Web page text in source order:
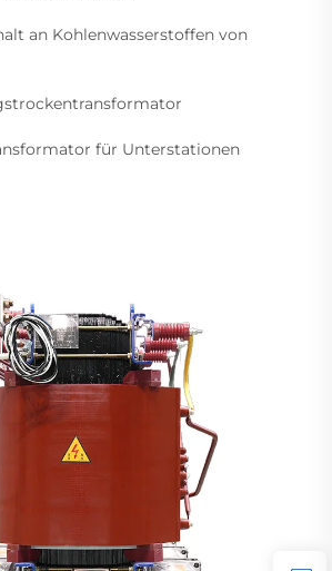
an Kohlenwasserstoffen von
für Unterstationen